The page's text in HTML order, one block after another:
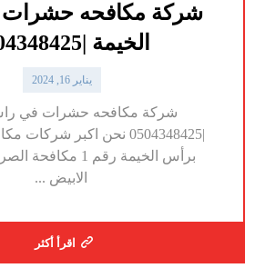
شركة مكافحه
الخيمة |0504348425
يناير 16, 2024
شركة مكافحه حشرات في
|0504348425 نحن اكبر
برأس الخيمة رقم 1
الابيض ...
اقرأ أكثر